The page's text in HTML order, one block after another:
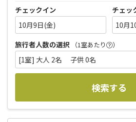
チェックイン
10月9日(金)
チェッ
10月
旅行者人数の選択
（1室あたり ）
[1室] 大人 2名 子供 0名
検索する